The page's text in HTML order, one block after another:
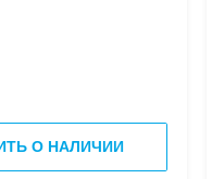
О НАЛИЧИИ